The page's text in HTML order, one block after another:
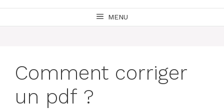
MENU
Comment corriger
un pdf ?